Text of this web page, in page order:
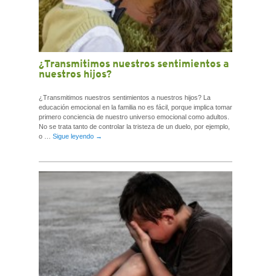
¿Transmitimos nuestros sentimientos a
nuestros hijos?
¿Transmitimos nuestros sentimientos a nuestros hijos? La
educación emocional en la familia no es fácil, porque implica tomar
primero conciencia de nuestro universo emocional como adultos.
No se trata tanto de controlar la tristeza de un duelo, por ejemplo,
o … Sigue leyendo →